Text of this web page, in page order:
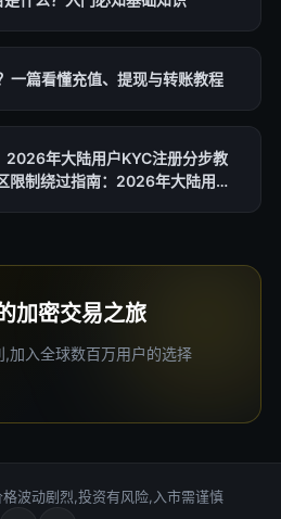
一篇看懂充值、提现与转账教程
2026年大陆用户KYC注册分步教
加密交易之旅
,加入全球数百万用户的选择
波动剧烈,投资有风险,入市需谨慎